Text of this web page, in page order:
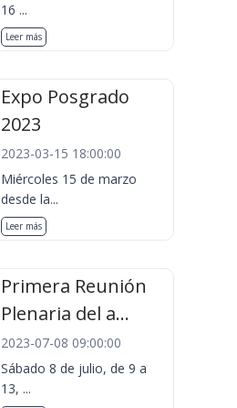
16 ...
Leer más
Expo Posgrado
2023
2023-03-15 18:00:00
Miércoles 15 de marzo
desde la...
Leer más
Primera Reunión
Plenaria del a...
2023-07-08 09:00:00
Sábado 8 de julio, de 9 a
13, ...